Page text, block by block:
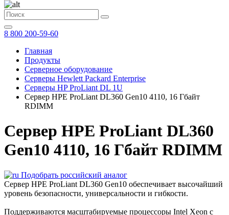
8 800 200-59-60
Главная
Продукты
Серверное оборудование
Серверы Hewlett Packard Enterprise
Серверы HP ProLiant DL 1U
Cервер HPE ProLiant DL360 Gen10 4110, 16 Гбайт
RDIMM
Cервер HPE ProLiant DL360
Gen10 4110, 16 Гбайт RDIMM
Подобрать российский аналог
Сервер HPE ProLiant DL360 Gen10 обеспечивает высочайший
уровень безопасности, универсальности и гибкости.
Поддерживаются масштабируемые процессоры Intel Xeon с